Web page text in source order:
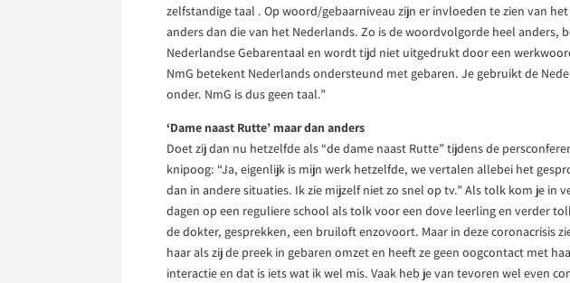
zelfstandige taal . Op woord/gebaarniveau zijn er invloeden te zien van
anders dan die van het Nederlands. Zo is de woordvolgorde heel anders,
Nederlandse Gebarentaal en wordt tijd niet uitgedrukt door een
NmG betekent Nederlands ondersteund met gebaren. Je gebruikt de
onder. NmG is dus geen taal.”
‘Dame naast Rutte’ maar dan anders
Doet zij dan nu hetzelfde als “de dame naast Rutte” tijdens de
knipoog: “Ja, eigenlijk is mijn werk hetzelfde, we vertalen allebei het
dan in andere situaties. Ik zie mijzelf niet zo snel op tv.” Als tolk kom je in
dagen op een reguliere school als tolk voor een dove leerling en verder
de dokter, gesprekken, een bruiloft enzovoort. Maar in deze coronacrisis
haar als zij de preek in gebaren omzet en heeft ze geen oogcontact met
interactie en dat is iets wat ik wel mis. Vaak heb je van tevoren wel even